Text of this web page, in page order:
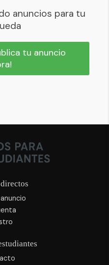
anuncios para tu
tu anuncio